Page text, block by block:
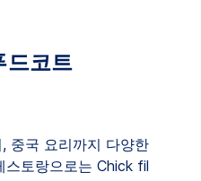
드코트
중국 요리까지 다양한
스토랑으로는 Chick fil